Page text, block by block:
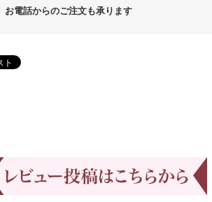
お電話からのご注文も承ります